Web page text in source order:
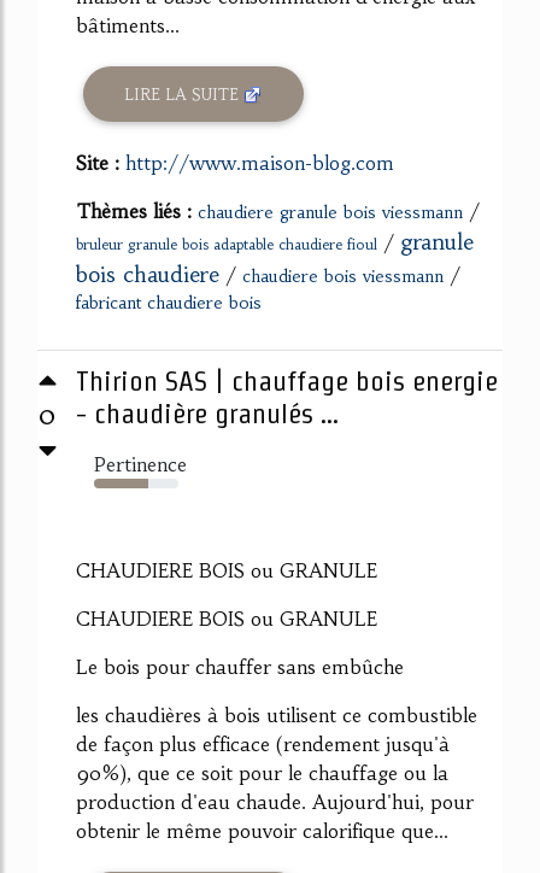
bâtiments...
LIRE LA SUITE
Site : http://www.maison-blog.com
Thèmes liés : chaudiere granule bois viessmann /
bruleur granule bois adaptable chaudiere fioul / granule
bois chaudiere / chaudiere bois viessmann /
fabricant chaudiere bois
0
Thirion SAS | chauffage bois energie
- chaudière granulés ...
Pertinence
64%
CHAUDIERE BOIS ou GRANULE
CHAUDIERE BOIS ou GRANULE
Le bois pour chauffer sans embûche
les chaudières à bois utilisent ce combustible
de façon plus efficace (rendement jusqu'à
90%), que ce soit pour le chauffage ou la
production d'eau chaude. Aujourd'hui, pour
obtenir le même pouvoir calorifique que...